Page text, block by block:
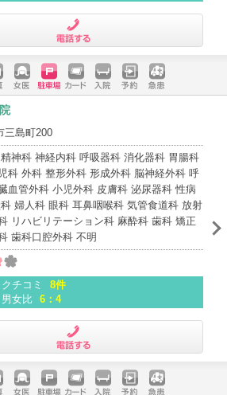
女医 駐車場
クレジッ
入院 予約 急患
三島町200
神科 神経内科 呼吸器科 消化器科 胃腸科
科 外科 整形外科 形成外科 脳神経外科 呼
血管外科 小児外科 皮膚科 泌尿器科 性病
婦人科 眼科 耳鼻咽喉科 気管食道科 放射
リハビリテーション科 麻酔科 歯科 矯正
歯科口腔外科 不明
クチコミ
8件
男女比 6：4